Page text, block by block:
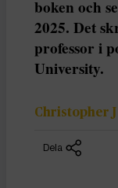
boken och
2025. Det
professor i
University.
Christopher J
Dela